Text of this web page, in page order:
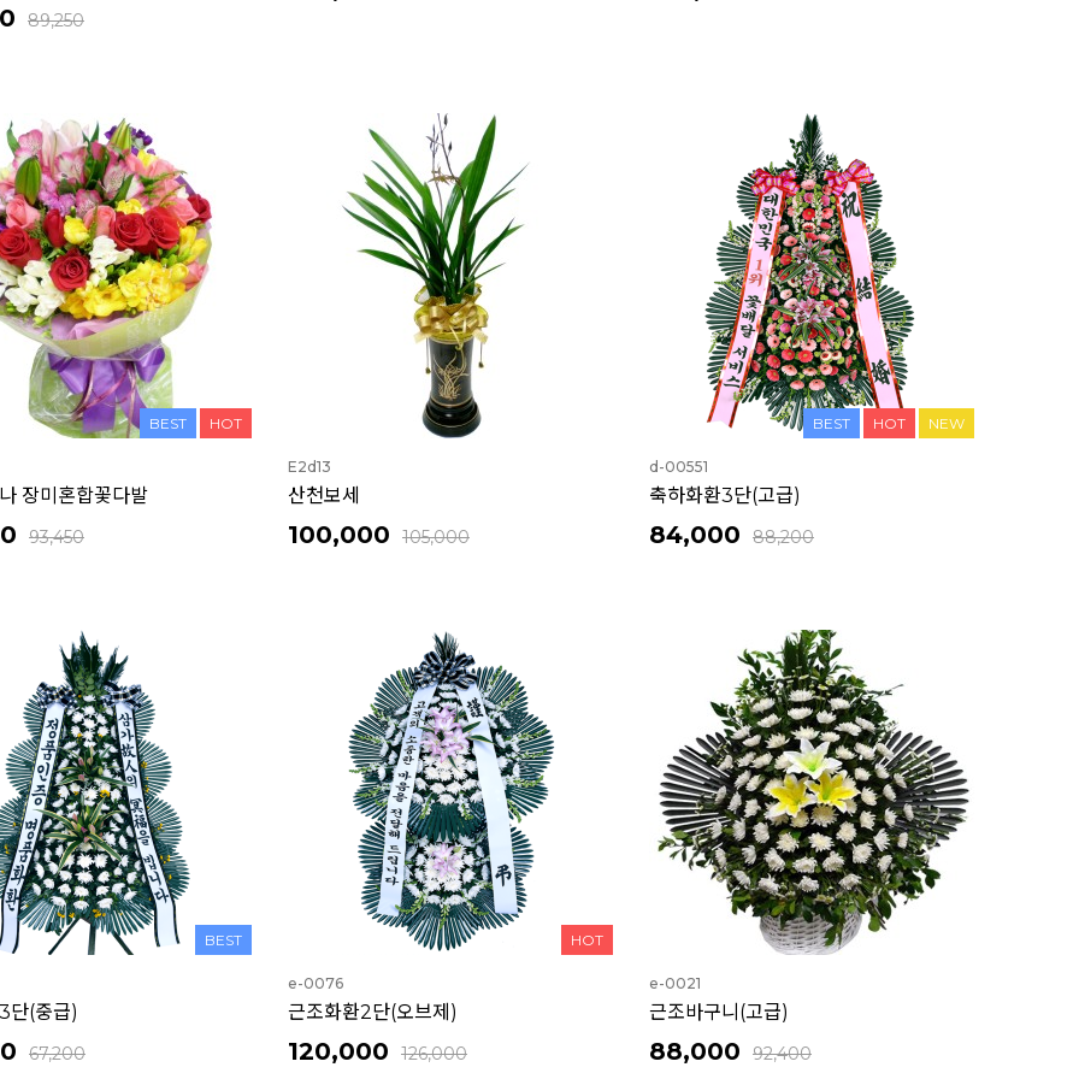
89,250
BEST HOT
장미혼합꽃다발
93,450
E2d13
산천보세
100,000 105,000
BEST HOT NEW
d-00551
축하화환3단(고급)
84,000 88,200
BEST
단(중급)
67,200
HOT
e-0076
근조화환2단(오브제)
120,000 126,000
e-0021
근조바구니(고급)
88,000 92,400